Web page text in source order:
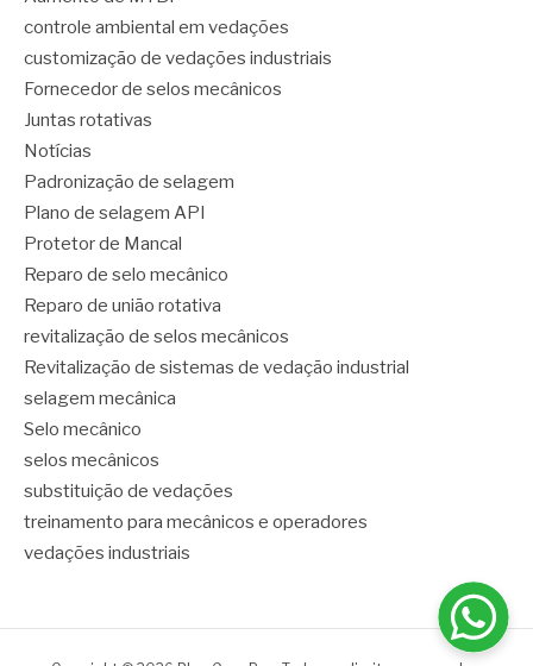
controle ambiental em vedações
customização de vedações industriais
Fornecedor de selos mecânicos
Juntas rotativas
Notícias
Padronização de selagem
Plano de selagem API
Protetor de Mancal
Reparo de selo mecânico
Reparo de união rotativa
revitalização de selos mecânicos
Revitalização de sistemas de vedação industrial
selagem mecânica
Selo mecânico
selos mecânicos
substituição de vedações
treinamento para mecânicos e operadores
vedações industriais